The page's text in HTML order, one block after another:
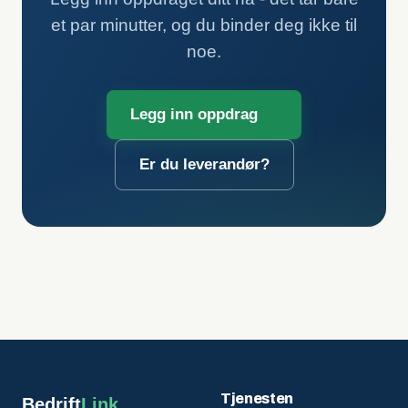
et par minutter, og du binder deg ikke til
noe.
Legg inn oppdrag
Er du leverandør?
Tjenesten